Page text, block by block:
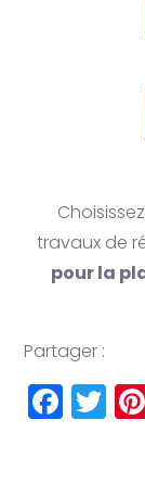
travaux de
pour la
Partager :